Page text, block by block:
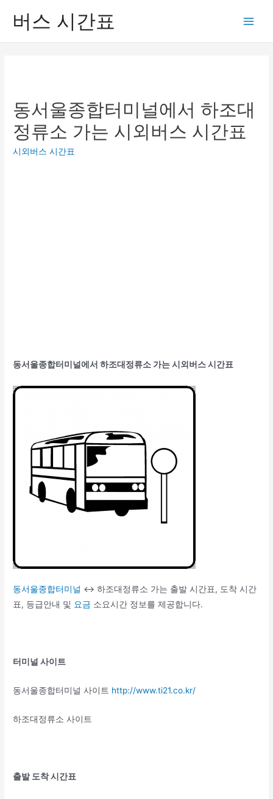
버스 시간표
동서울종합터미널에서 하조대
정류소 가는 시외버스 시간표
시외버스 시간표
동서울종합터미널에서 하조대정류소 가는 시외버스 시간표
동서울종합터미널 ↔ 하조대정류소 가는 출발 시간표, 도착 시간
표, 등급안내 및 요금 소요시간 정보를 제공합니다.
터미널 사이트
동서울종합터미널 사이트 http://www.ti21.co.kr/
하조대정류소 사이트
출발 도착 시간표